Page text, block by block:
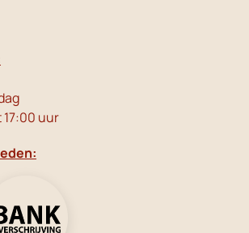
uur